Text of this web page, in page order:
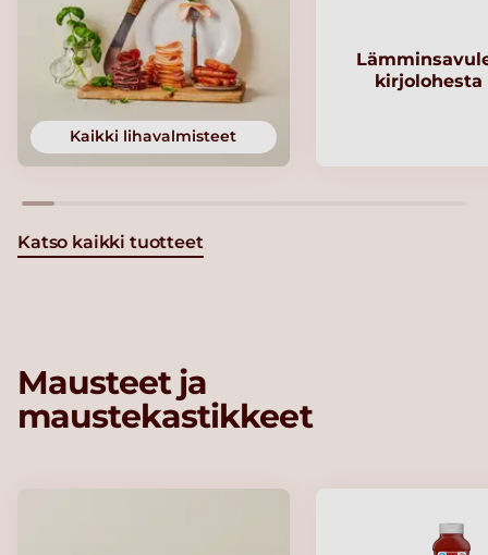
Kaikki lihavalmisteet
kirjolohesta
Katso kaikki tuotteet
Mausteet ja
maustekastikkeet